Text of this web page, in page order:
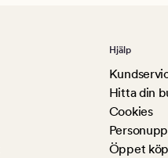
Hjälp
Hitta din
Cookies
Öppet